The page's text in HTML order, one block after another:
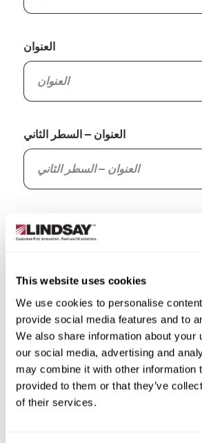
This website uses cookies
We use cookies to personalise
provide social media features and to
We also share information about your
our social media, advertising and
may combine it with other information
provided to them or that they’ve
of their services.
العنوان
العنوان – السطر الثاني
الدولة
الولاية/المقاطعة
المدينة